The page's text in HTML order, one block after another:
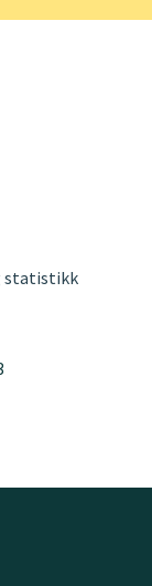
statistikk